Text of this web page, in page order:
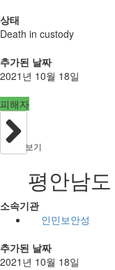
상태
Death in custody
추가된 날짜
2021년 10월 18일
피해자
보기
평안남
소속기관
인민보안성
추가된 날짜
2021년 10월 18일